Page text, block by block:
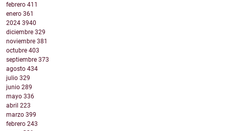
febrero 411
enero 361
2024 3940
diciembre 329
noviembre 381
octubre 403
septiembre 373
agosto 434
julio 329
junio 289
mayo 336
abril 223
marzo 399
febrero 243